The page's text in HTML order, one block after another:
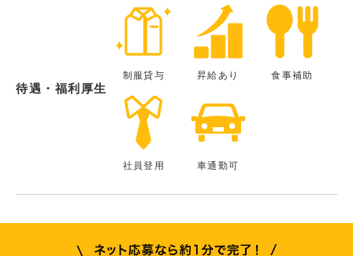
待遇・福利厚生
制服貸与 昇給あり 食事補助
社員登用 車通勤可